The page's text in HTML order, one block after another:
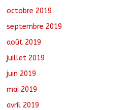
octobre 2019
septembre 2019
août 2019
juillet 2019
juin 2019
mai 2019
avril 2019